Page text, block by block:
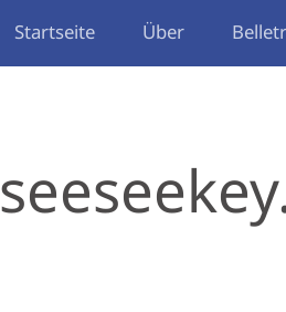
Startseite Über